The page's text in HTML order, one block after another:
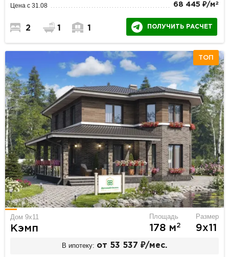
Цена с 31.08 68 445 ₽/м 2
2 1 1 ПОЛУЧИТЬ РАСЧЕТ
ТОП
Дом 9х11
Кэмп
Площадь
178 м2
Размер
9х11
В ипотеку: от 53 537 ₽/мес.